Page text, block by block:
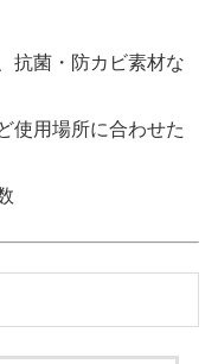
抗菌・防カビ素材な
使用場所に合わせた